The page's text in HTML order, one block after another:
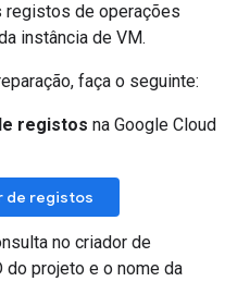
registos de operações
instância de VM.
faça o seguinte:
registos na Google Cloud
de registos
no criador de
do projeto e o nome da